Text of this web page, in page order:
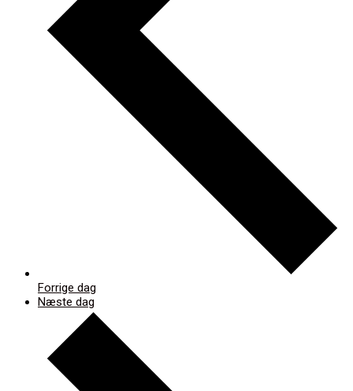
Forrige dag
Næste dag